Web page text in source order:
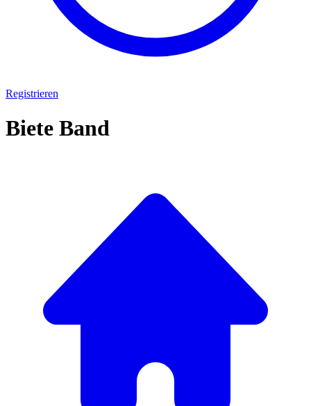
Registrieren
Biete Band